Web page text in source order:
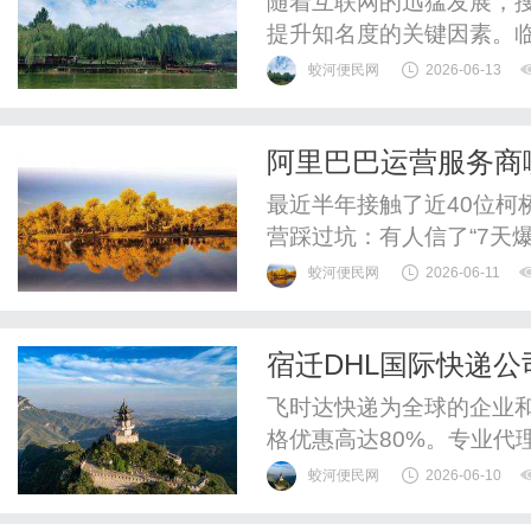
提升知名度的关键因素。
注于为客户提供全方位的
势。一、临沂GEO公司
蛟河便民网 2026-06-13
阿里巴巴运营服务
最近半年接触了近40位柯
营踩过坑：有人信了“7天
直接被判虚假交易清退；
了说，全是实操过来的干
蛟河便民网 2026-06-11
宿迁DHL国际快递
DHL快递托运服务
飞时达快递为全球的企业
格优惠高达80%。专业代
递、UPS国际快递、
蛟河便民网 2026-06-10